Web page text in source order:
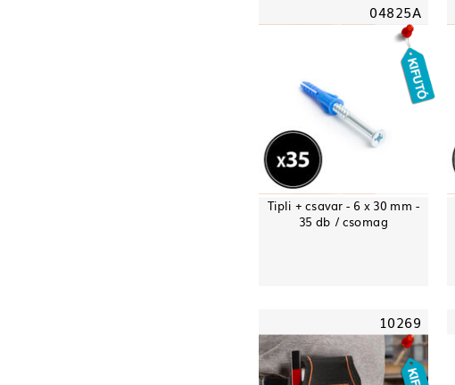
04825A
Tipli + csavar - 6 x 30 mm -
35 db / csomag
10269